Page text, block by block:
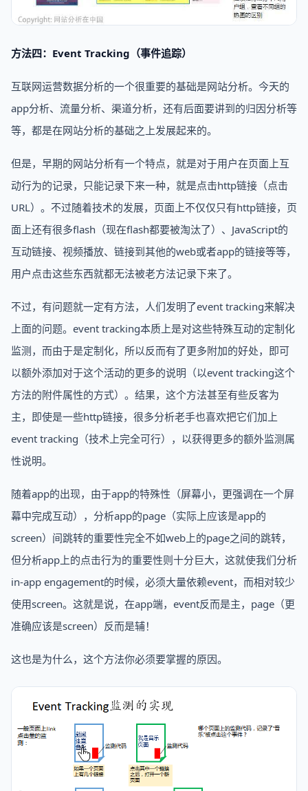
方法四：Event Tracking（事件追踪）
互联网运营数据分析的一个很重要的基础是网站分析。今天的
app分析、流量分析、渠道分析，还有后面要讲到的归因分析等
等，都是在网站分析的基础之上发展起来的。
但是，早期的网站分析有一个特点，就是对于用户在页面上互
动行为的记录，只能记录下来一种，就是点击http链接（点击
URL）。不过随着技术的发展，页面上不仅仅只有http链接，页
面上还有很多flash（现在flash都要被淘汰了）、JavaScript的
互动链接、视频播放、链接到其他的web或者app的链接等等，
用户点击这些东西就都无法被老方法记录下来了。
不过，有问题就一定有方法，人们发明了event tracking来解决
上面的问题。event tracking本质上是对这些特殊互动的定制化
监测，而由于是定制化，所以反而有了更多附加的好处，即可
以额外添加对于这个活动的更多的说明（以event tracking这个
方法的附件属性的方式）。结果，这个方法甚至有些反客为
主，即使是一些http链接，很多分析老手也喜欢把它们加上
event tracking（技术上完全可行），以获得更多的额外监测属
性说明。
随着app的出现，由于app的特殊性（屏幕小，更强调在一个屏
幕中完成互动），分析app的page（实际上应该是app的
screen）间跳转的重要性完全不如web上的page之间的跳转，
但分析app上的点击行为的重要性则十分巨大，这就使我们分析
in-app engagement的时候，必须大量依赖event，而相对较少
使用screen。这就是说，在app端，event反而是主，page（更
准确应该是screen）反而是辅！
这也是为什么，这个方法你必须要掌握的原因。